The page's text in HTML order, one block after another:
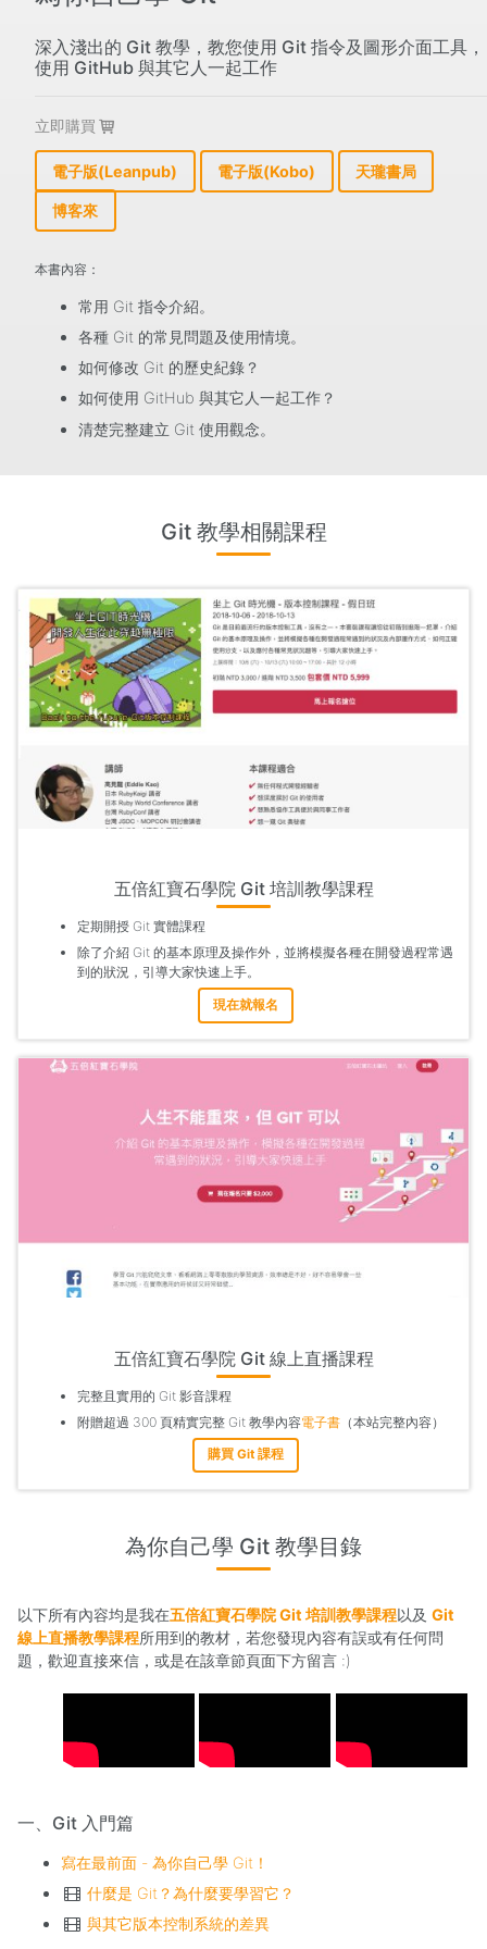
深入淺出的 Git 教學，教您使用 Git 指令及圖形介面工具，
使用 GitHub 與其它人一起工作
立即購買
電子版(Leanpub) 電子版(Kobo) 天瓏書局
博客來
本書內容：
常用 Git 指令介紹。
各種 Git 的常見問題及使用情境。
如何修改 Git 的歷史紀錄？
如何使用 GitHub 與其它人一起工作？
清楚完整建立 Git 使用觀念。
Git 教學相關課程
五倍紅寶石學院 Git 培訓教學課程
定期開授 Git 實體課程
除了介紹 Git 的基本原理及操作外，並將模擬各種在開發過程常遇
到的狀況，引導大家快速上手。
現在就報名
五倍紅寶石學院 Git 線上直播課程
完整且實用的 Git 影音課程
附贈超過 300 頁精實完整 Git 教學內容電子書（本站完整內容）
購買 Git 課程
為你自己學 Git 教學目錄
以下所有內容均是我在五倍紅寶石學院 Git 培訓教學課程以及 Git
線上直播教學課程所用到的教材，若您發現內容有誤或有任何問
題，歡迎直接來信，或是在該章節頁面下方留言 :)
一、Git 入門篇
寫在最前面 - 為你自己學 Git！
什麼是 Git？為什麼要學習它？
與其它版本控制系統的差異